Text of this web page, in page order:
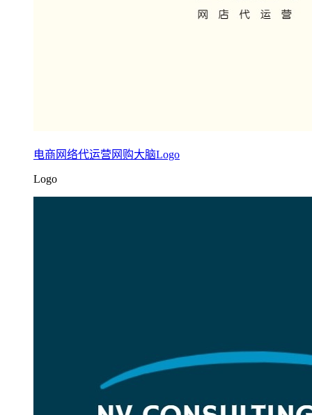
电商网络代运营网购大脑Logo
Logo